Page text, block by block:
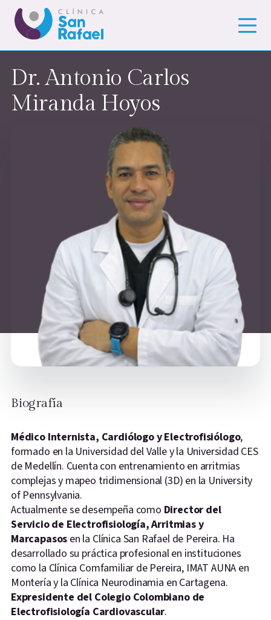
Dr. Antonio Carlos
Miranda Hoyos
Biografía
Médico Internista, Cardiólogo y Electrofisiólogo,
formado en la Universidad del Valle y la Universidad CES
de Medellín. Cuenta con entrenamiento en arritmias
complejas y mapeo tridimensional (3D) en la University
of Pennsylvania.
Actualmente se desempeña como Director del
Servicio de Electrofisiología, Arritmias y
Marcapasos en la Clínica San Rafael de Pereira. Ha
desarrollado su práctica profesional en instituciones
como la Clínica Comfamiliar de Pereira, IMAT AUNA en
Montería y la Clínica Neurodinamia en Cartagena.
Expresidente del Colegio Colombiano de
Electrofisiología Cardiovascular.